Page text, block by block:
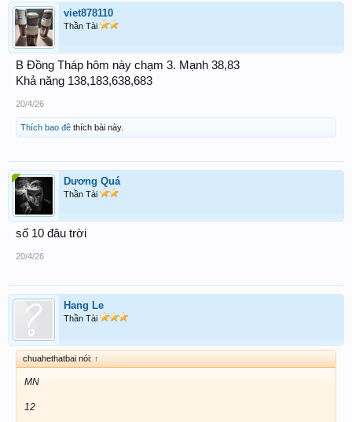
viet878110
Thần Tài
B Đồng Tháp hôm này chạm 3. Mạnh 38,83
Khả năng 138,183,638,683
20/4/26
Thích bao đê thích bài này.
Dương Quá
Thần Tài
số 10 đâu trời
20/4/26
Hang Le
Thần Tài
chuahethatbai nói: ↑
MN
12